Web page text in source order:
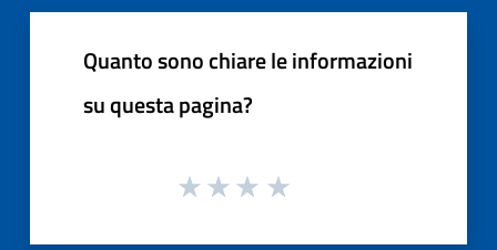
Quanto sono chiare le informazioni
su questa pagina?